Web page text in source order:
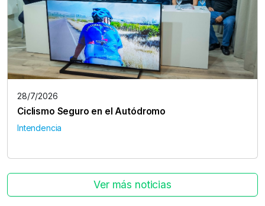
28/7/2026
Ciclismo Seguro en el Autódromo
Intendencia
Ver más noticias